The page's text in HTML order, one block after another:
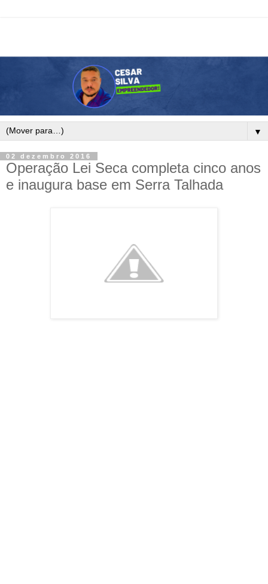
▼
02 dezembro 2016
Operação Lei Seca completa cinco anos
e inaugura base em Serra Talhada